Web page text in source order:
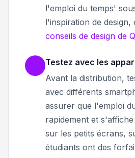
l'emploi du temps'
l'inspiration de design,
conseils de design de
Testez avec les
Avant la distribution,
avec différents
assurer que l'emploi
rapidement et
sur les petits écrans,
étudiants ont des